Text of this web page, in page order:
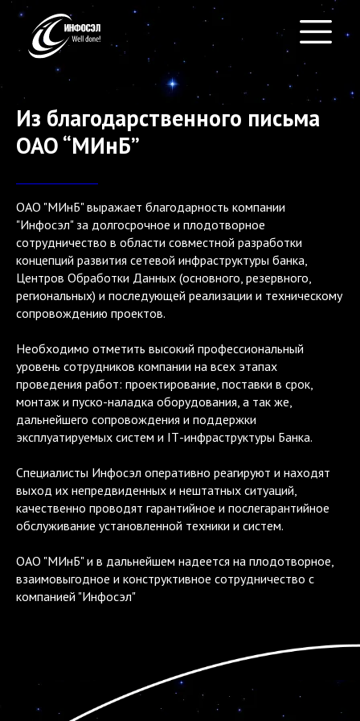
Из благодарственного письма
ОАО “МИнБ”
ОАО "МИнБ" выражает благодарность компании
"Инфосэл" за долгосрочное и плодотворное
сотрудничество в области совместной разработки
концепций развития сетевой инфраструктуры банка,
Центров Обработки Данных (основного, резервного,
региональных) и последующей реализации и техническому
сопровождению проектов.
Необходимо отметить высокий профессиональный
уровень сотрудников компании на всех этапах
проведения работ: проектирование, поставки в срок,
монтаж и пуско-наладка оборудования, а так же,
дальнейшего сопровождения и поддержки
эксплуатируемых систем и IТ-инфраструктуры Банка.
Специалисты Инфосэл оперативно реагируют и находят
выход их непредвиденных и нештатных ситуаций,
качественно проводят гарантийное и послегарантийное
обслуживание установленной техники и систем.
ОАО "МИнБ" и в дальнейшем надеется на плодотворное,
взаимовыгодное и конструктивное сотрудничество с
компанией "Инфосэл"